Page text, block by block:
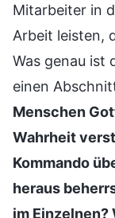
Mitarbeiter in
Arbeit leisten,
Was genau ist
einen
Menschen
Wahrheit
Kommando
heraus
im Einzelnen?